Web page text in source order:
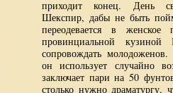
приходит конец. День
Шекспир, дабы не быть
переодевается в женское
провинциальной
сопровождать
он использует случайно
заключает пари на 50
столько нужно драматургу,